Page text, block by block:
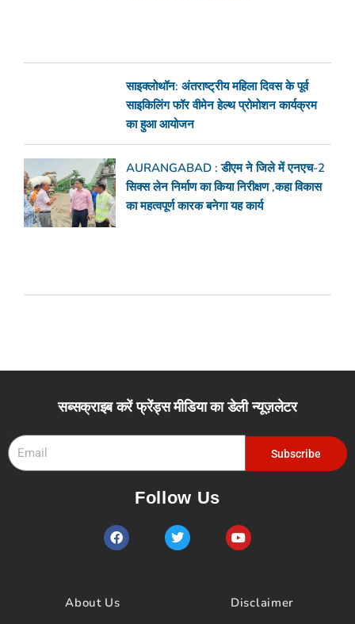
साइक्लोथॉन: अंतराष्ट्रीय महिला दिवस के पूर्व
साइकिलिंग फॉर वीमेन हेल्थ प्रोमोशन कार्यक्रम
का हुआ आयोजन
AURANGABAD : डीएम ने जिले में एनएच-2
सिक्स लेन निर्माण का किया निरीक्षण ,कहा विकास
का महत्वपूर्ण कारक बनेगा यह कार्य
सब्सक्राइब करें फ्रेंड्स मीडिया का डेली न्यूज़लेटर
Subscribe
Follow Us
F
a
c
o
T
w
i
Y
o
u
e
About Us
Disclaimer